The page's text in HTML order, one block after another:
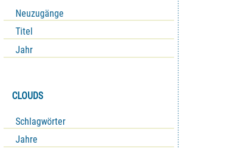
Neuzugänge
Titel
Jahr
CLOUDS
Schlagwörter
Jahre